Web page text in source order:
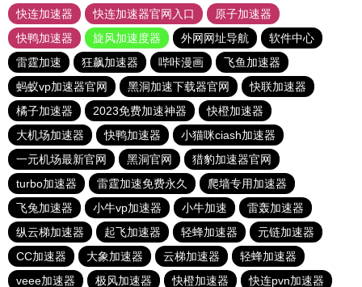
快连加速器
快连加速器官网入口
原子加速器
快鸭加速器
旋风加速度器 外网网址导航
软件中心
雷霆加速
狂飙加速器 哔咔漫画
飞鱼加速器
蚂蚁vp加速器官网
黑洞加速下载器官网
快联加速器
橘子加速器
2023免费加速神器
快橙加速器
大机场加速器
快鸭加速器
小猫咪ciash加速器
一元机场最新官网
黑洞官网
猎豹加速器官网
turbo加速器
雷霆加速免费永久
爬墙专用加速器
飞兔加速器
小牛vp加速器 小牛加速
雷轰加速器
纵云梯加速器
起飞加速器 轻蜂加速器
元链加速器
CC加速器
大象加速器 云梯加速器
轻蜂加速器
veee加速器
极风加速器 快橙加速器 快连pvn加速器